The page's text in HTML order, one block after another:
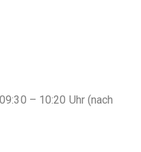
– 10:20 Uhr (nach